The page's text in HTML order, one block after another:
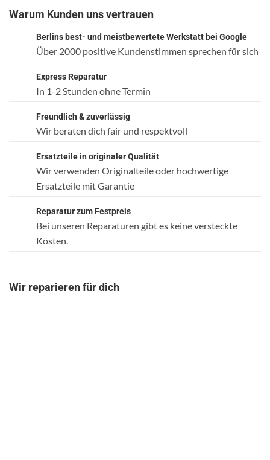
Warum Kunden uns vertrauen
Berlins best- und meistbewertete Werkstatt bei Google
Über 2000 positive Kundenstimmen sprechen für sich
Express Reparatur
In 1-2 Stunden ohne Termin
Freundlich & zuverlässig
Wir beraten dich fair und respektvoll
Ersatzteile in originaler Qualität
Wir verwenden Originalteile oder hochwertige
Ersatzteile mit Garantie
Reparatur zum Festpreis
Bei unseren Reparaturen gibt es keine versteckte
Kosten.
Wir reparieren für dich